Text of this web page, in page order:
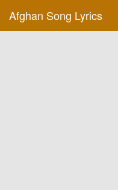
Afghan Song Lyrics